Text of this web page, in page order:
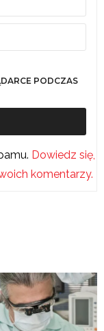
PODCZAS
Dowiedz się,
komentarzy.